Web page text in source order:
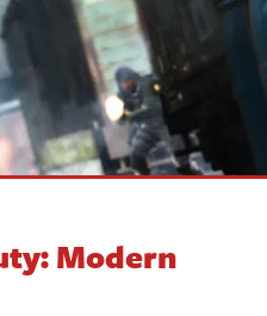
Modern